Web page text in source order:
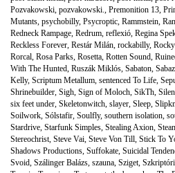
Pozvakowski, pozvakowski., Premonition 13,
Mutants, psychobilly, Psycroptic, Rammstein,
Redneck Rampage, Redrum, reflexió, Regina
Reckless Forever, Restár Milán, rockabilly,
Rorcal, Rosa Parks, Rosetta, Rotten Sound,
With The Hunted, Ruszák Miklós, Sabaton,
Kelly, Scriptum Metallum, sentenced To Life,
Shrinebuilder, Sigh, Sign of Moloch, SikTh,
six feet under, Skeletonwitch, slayer, Sleep,
Soilwork, Sólstafir, Soulfly, southern isolation,
Stardrive, Starfunk Simples, Stealing Axion,
Stereochrist, Steve Vai, Steve Von Till, Stick To
Shadows Productions, Suffokate, Suicidal
Svoid, Szálinger Balázs, szauna, Sziget,